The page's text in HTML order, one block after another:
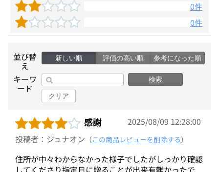
0件
0件
並び替
え
新しい順 評価の高い順 参考になった順
キーワ
ード
検索
クリア
感謝
2025/08/09 12:28:00
投稿者：ジュナオン （この商品レビューを削除する）
住所が中々わからなかった様子でしたがしっかり確認
してくださり指定日に贈ることが出来有難かったで